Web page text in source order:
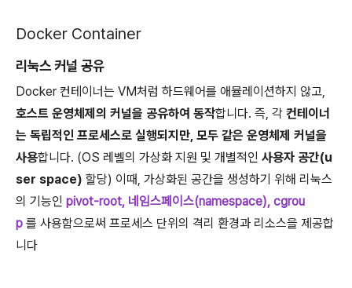
Docker Container
리눅스 커널 공유
Docker 컨테이너는 VM처럼 하드웨어를 애뮬레이션하지 않고,
호스트 운영체제의 커널을 공유하여 동작합니다. 즉, 각 컨테이너
는 독립적인 프로세스로 실행되지만, 모두 같은 운영체제 커널을
사용합니다. (OS 레벨의 가상화 지원 및 개별적인 사용자 공간(u
ser space) 할당) 이때, 가상화된 공간을 생성하기 위해 리눅스
의 기능인 pivot-root, 네임스페이스(namespace), cgrou
p 를 사용함으로써 프로세스 단위의 격리 환경과 리소스을 제공합
니다